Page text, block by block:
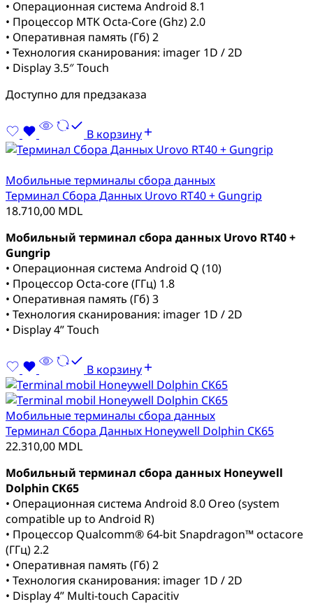
• Операционная система Android 8.1
• Процессор MTK Octa-Core (Ghz) 2.0
• Оперативная память (Гб) 2
• Технология сканирования: imager 1D / 2D
• Display 3.5″ Touch
Доступно для предзаказа
В корзину
Мобильные терминалы сбора данных
Терминал Сбора Данных Urovo RT40 + Gungrip
18.710,00 MDL
Мобильный терминал сбора данных Urovo RT40 +
Gungrip
• Операционная система Android Q (10)
• Процессор Octa-core (ГГц) 1.8
• Оперативная память (Гб) 3
• Технология сканирования: imager 1D / 2D
• Display 4” Touch
В корзину
Мобильные терминалы сбора данных
Терминал Сбора Данных Honeywell Dolphin CK65
22.310,00 MDL
Мобильный терминал сбора данных Honeywell
Dolphin CK65
• Операционная система Android 8.0 Oreo (system
compatible up to Android R)
• Процессор Qualcomm® 64-bit Snapdragon™ octacore
(ГГц) 2.2
• Оперативная память (Гб) 2
• Технология сканирования: imager 1D / 2D
• Display 4” Multi-touch Capacitiv